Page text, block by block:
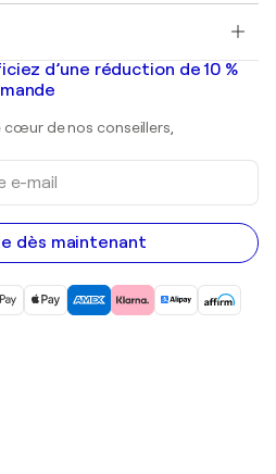
d’une réduction de 10 %
de nos conseillers,
dès maintenant